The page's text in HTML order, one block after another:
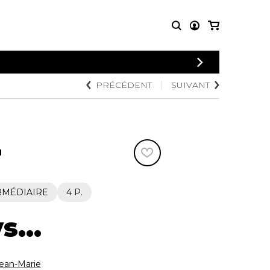
CONNEXION
PARTITIONS
POUR
Quatuor de saxophones
AUTRES
PRODUITS
Disques compacts et
DVDs
PRÉCÉDENT SUIVANT
4 P.
Marie